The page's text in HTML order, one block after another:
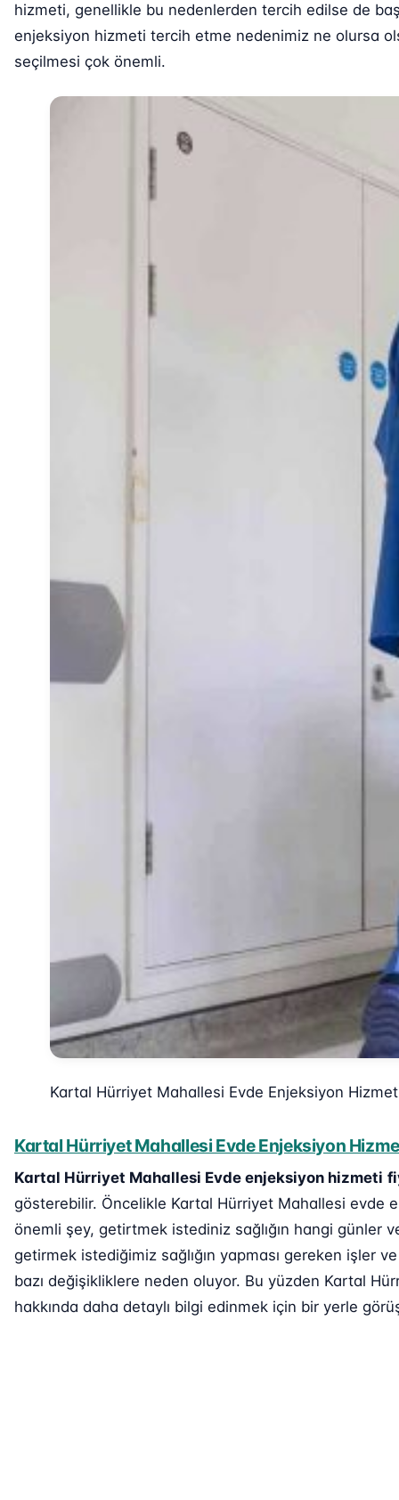
hizmeti, genellikle bu nedenlerden tercih edilse de
enjeksiyon hizmeti tercih etme nedenimiz ne olursa
seçilmesi çok önemli.
Kartal Hürriyet Mahallesi Evde Enjeksiyon
Kartal Hürriyet Mahallesi Evde Enjeksiyon
Kartal Hürriyet Mahallesi Evde enjeksiyon hizmeti
gösterebilir. Öncelikle Kartal Hürriyet Mahallesi evde
önemli şey, getirtmek istediniz sağlığın hangi günler
getirmek istediğimiz sağlığın yapması gereken işler
bazı değişikliklere neden oluyor. Bu yüzden Kartal
hakkında daha detaylı bilgi edinmek için bir yerle